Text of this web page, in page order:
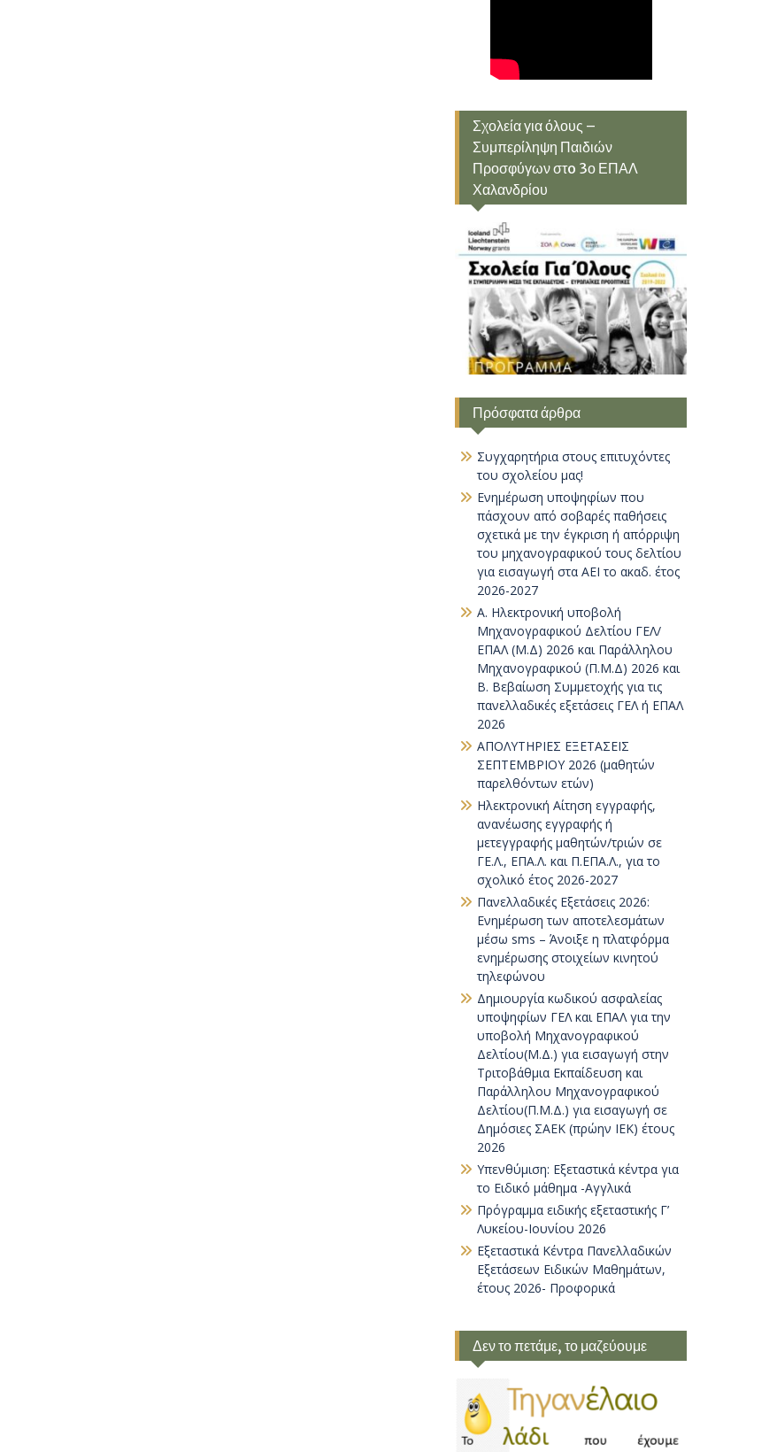
Σχολεία για όλους –
Συμπερίληψη Παιδιών
Προσφύγων στo 3ο ΕΠΑΛ
Χαλανδρίου
Πρόσφατα άρθρα
Συγχαρητήρια στους επιτυχόντες
του σχολείου μας!
Ενημέρωση υποψηφίων που
πάσχουν από σοβαρές παθήσεις
σχετικά με την έγκριση ή απόρριψη
του μηχανογραφικού τους δελτίου
για εισαγωγή στα ΑΕΙ το ακαδ. έτος
2026-2027
Α. Ηλεκτρονική υποβολή
Μηχανογραφικού Δελτίου ΓΕΛ/
ΕΠΑΛ (Μ.Δ) 2026 και Παράλληλου
Μηχανογραφικού (Π.Μ.Δ) 2026 και
Β. Βεβαίωση Συμμετοχής για τις
πανελλαδικές εξετάσεις ΓΕΛ ή ΕΠΑΛ
2026
ΑΠΟΛΥΤΗΡΙΕΣ ΕΞΕΤΑΣΕΙΣ
ΣΕΠΤΕΜΒΡΙΟΥ 2026 (μαθητών
παρελθόντων ετών)
Ηλεκτρονική Αίτηση εγγραφής,
ανανέωσης εγγραφής ή
μετεγγραφής μαθητών/τριών σε
ΓΕ.Λ., ΕΠΑ.Λ. και Π.ΕΠΑ.Λ., για το
σχολικό έτος 2026-2027
Πανελλαδικές Εξετάσεις 2026:
Ενημέρωση των αποτελεσμάτων
μέσω sms – Άνοιξε η πλατφόρμα
ενημέρωσης στοιχείων κινητού
τηλεφώνου
Δημιουργία κωδικού ασφαλείας
υποψηφίων ΓΕΛ και ΕΠΑΛ για την
υποβολή Μηχανογραφικού
Δελτίου(Μ.Δ.) για εισαγωγή στην
Τριτοβάθμια Εκπαίδευση και
Παράλληλου Μηχανογραφικού
Δελτίου(Π.Μ.Δ.) για εισαγωγή σε
Δημόσιες ΣΑΕΚ (πρώην ΙΕΚ) έτους
2026
Υπενθύμιση: Εξεταστικά κέντρα για
το Ειδικό μάθημα -Αγγλικά
Πρόγραμμα ειδικής εξεταστικής Γ’
Λυκείου-Ιουνίου 2026
Εξεταστικά Κέντρα Πανελλαδικών
Εξετάσεων Ειδικών Μαθημάτων,
έτους 2026- Προφορικά
Δεν το πετάμε, το μαζεύουμε